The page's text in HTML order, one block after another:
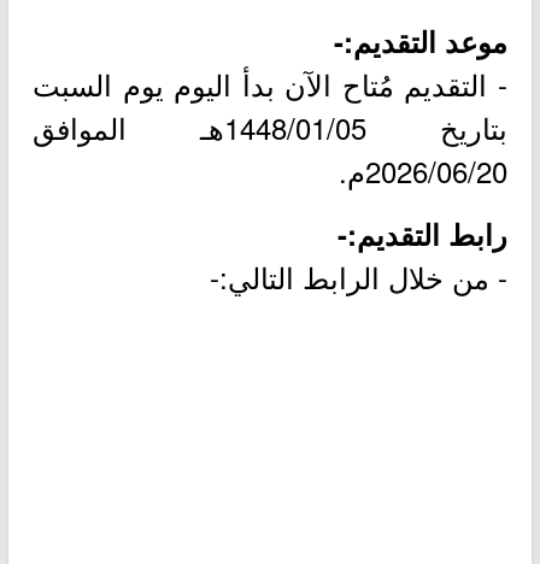
موعد التقديم:-
- التقديم مُتاح الآن بدأ اليوم يوم السبت
بتاريخ 1448/01/05هـ الموافق
2026/06/20م.
رابط التقديم:-
- من خلال الرابط التالي:-